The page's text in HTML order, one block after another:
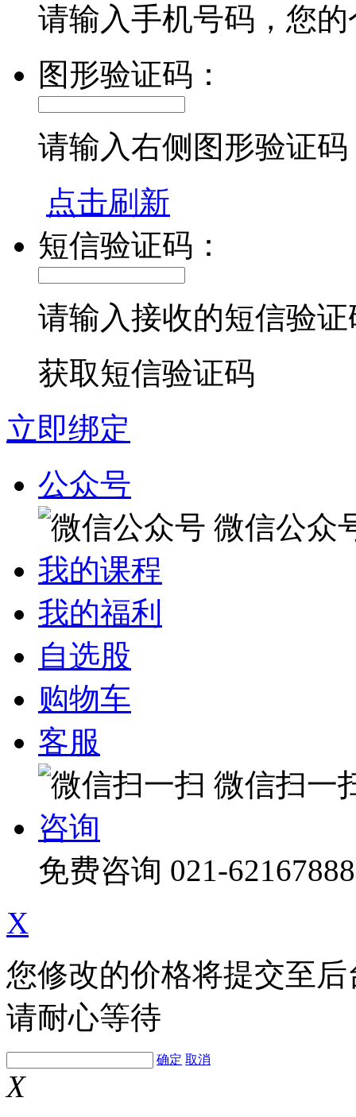
请输入手机号码，您
图形验证码：
请输入右侧图形验证码
点击刷新
短信验证码：
请输入接收的短信验证
获取短信验证码
立即绑定
公众号
微信公众
我的课程
我的福利
自选股
购物车
客服
微信扫一
咨询
免费咨询 021-62167888
X
您修改的价格将提交至
请耐心等待
确定 取消
X